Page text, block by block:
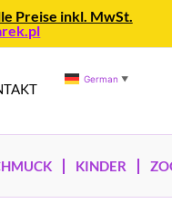
Preise inkl. MwSt.
German ▼
KINDER